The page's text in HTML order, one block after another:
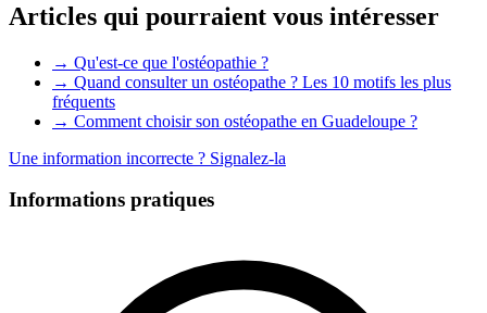
Articles qui pourraient vous intéresser
→ Qu'est-ce que l'ostéopathie ?
→ Quand consulter un ostéopathe ? Les 10 motifs les plus
fréquents
→ Comment choisir son ostéopathe en Guadeloupe ?
Une information incorrecte ? Signalez-la
Informations pratiques